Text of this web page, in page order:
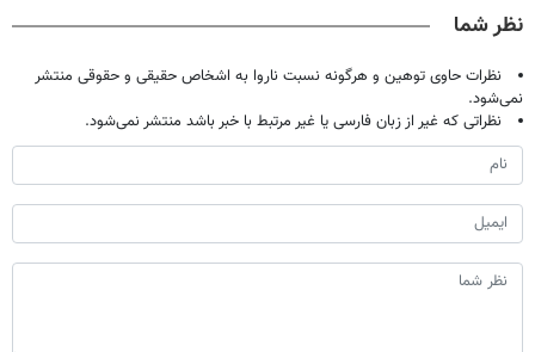
نظر شما
نظرات حاوی توهین و هرگونه نسبت ناروا به اشخاص حقیقی و حقوقی منتشر
نمی‌شود.
نظراتی که غیر از زبان فارسی یا غیر مرتبط با خبر باشد منتشر نمی‌شود.